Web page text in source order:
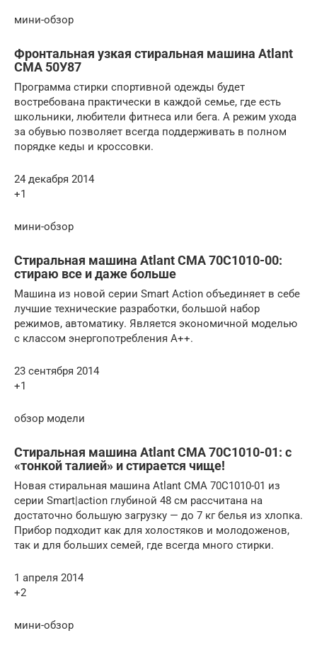
мини-обзор
Фронтальная узкая стиральная машина Atlant
СМА 50У87
Программа стирки спортивной одежды будет
востребована практически в каждой семье, где есть
школьники, любители фитнеса или бега. А режим ухода
за обувью позволяет всегда поддерживать в полном
порядке кеды и кроссовки.
24 декабря 2014
+1
мини-обзор
Стиральная машина Atlant СМА 70С1010-00:
стираю все и даже больше
Машина из новой серии Smart Action объединяет в себе
лучшие технические разработки, большой набор
режимов, автоматику. Является экономичной моделью
с классом энергопотребления А++.
23 сентября 2014
+1
обзор модели
Стиральная машина Atlant СМА 70С1010-01: с
«тонкой талией» и стирается чище!
Новая стиральная машина Atlant СМА 70С1010-01 из
серии Smart|action глубиной 48 см рассчитана на
достаточно большую загрузку — до 7 кг белья из хлопка.
Прибор подходит как для холостяков и молодоженов,
так и для больших семей, где всегда много стирки.
1 апреля 2014
+2
мини-обзор